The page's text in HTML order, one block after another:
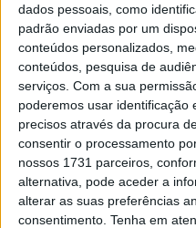
dados pessoais, como
padrão enviadas por um
conteúdos personalizados,
conteúdos, pesquisa de
serviços. Com a sua
poderemos usar identificação
precisos através da procura
consentir o processamento
nossos 1731 parceiros,
alternativa, pode aceder a
alterar as suas preferências
consentimento. Tenha em
Álex Rins ocupa
geral e está altamente
Anteriormente, obteve
Aragão, tendo
2013, um segundo lugar
vitória consecutiva e um
2020 no GP de Aragão e
Em declarações para a
Yamaha MotoGP Team,